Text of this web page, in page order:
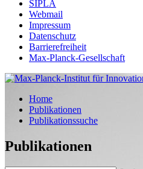
SIPLA
Webmail
Impressum
Datenschutz
Barrierefreiheit
Max-Planck-Gesellschaft
Home
Publikationen
Publikationssuche
Publikationen